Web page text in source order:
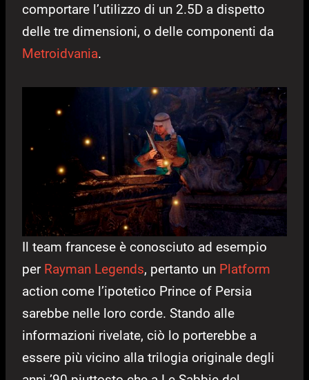
comportare l’utilizzo di un 2.5D a dispetto
delle tre dimensioni, o delle componenti da
Metroidvania.
Il team francese è conosciuto ad esempio
per Rayman Legends, pertanto un Platform
action come l’ipotetico Prince of Persia
sarebbe nelle loro corde. Stando alle
informazioni rivelate, ciò lo porterebbe a
essere più vicino alla trilogia originale degli